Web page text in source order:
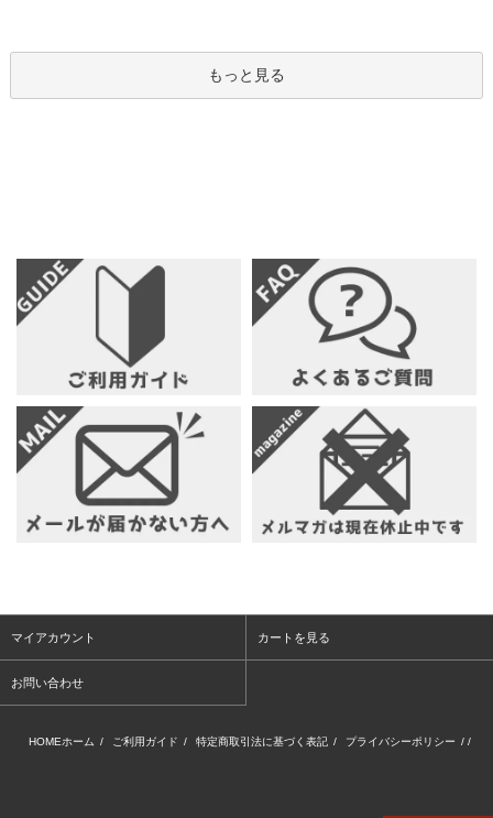
もっと見る
マイアカウント カートを見る
お問い合わせ
HOMEホーム / ご利用ガイド / 特定商取引法に基づく表記 / プライバシーポリシー / /